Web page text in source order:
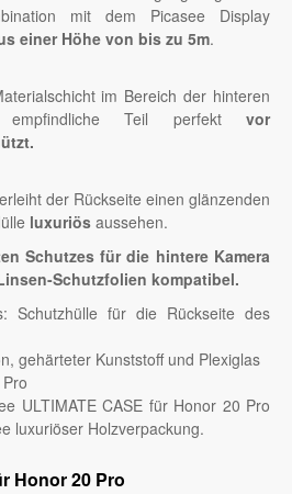
mit dem Picasee Display
einer Höhe von bis zu 5m.
im Bereich der hinteren
Teil perfekt vor
der Rückseite einen glänzenden
luxuriös aussehen.
Schutzes für die hintere Kamera
Schutzfolien kompatibel.
Schutzhülle für die Rückseite des
gehärteter Kunststoff und Plexiglas
ULTIMATE CASE für Honor 20 Pro
luxuriöser Holzverpackung.
Honor 20 Pro